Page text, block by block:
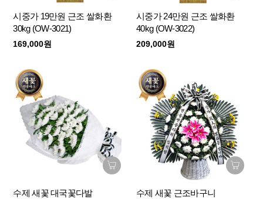
시중가 19만원 근조 쌀화환
30kg (OW-3021)
169,000원
시중가 24만원 근조 쌀화환
40kg (OW-3022)
209,000원
수제 새꽃 대국꽃다발
수제 새꽃 근조바구니